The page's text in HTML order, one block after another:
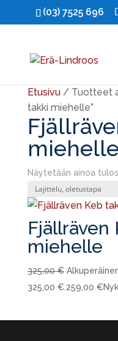
(03) 7525 696
Etusivu/ Tuotteet
takki miehelle”
miehelle
Näytetään ainoa tulos
Fjällräven
miehelle
325,00€
325,00 €. 259,00 €